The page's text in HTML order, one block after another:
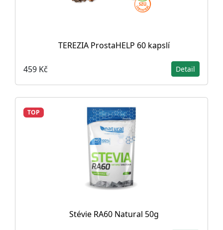
TEREZIA ProstaHELP 60 kapslí
459 Kč Detail
TOP
Stévie RA60 Natural 50g